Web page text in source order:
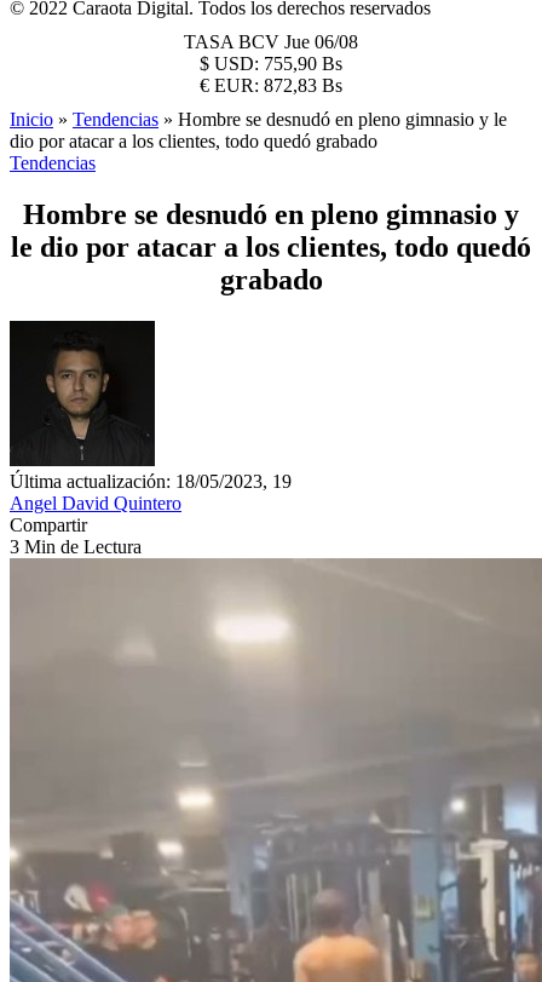
© 2022 Caraota Digital. Todos los derechos reservados
TASA BCV Jue 06/08
$ USD: 755,90 Bs
€ EUR: 872,83 Bs
Inicio » Tendencias » Hombre se desnudó en pleno gimnasio y le
dio por atacar a los clientes, todo quedó grabado
Tendencias
Hombre se desnudó en pleno gimnasio y
le dio por atacar a los clientes, todo quedó
grabado
Última actualización: 18/05/2023, 19
Angel David Quintero
Compartir
3 Min de Lectura